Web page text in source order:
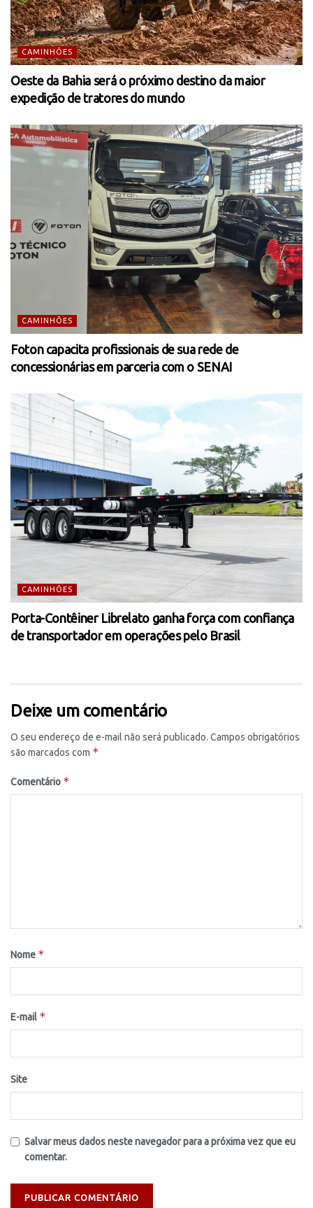
CAMINHÕES
Oeste da Bahia será o próximo destino da maior
expedição de tratores do mundo
CAMINHÕES
Foton capacita profissionais de sua rede de
concessionárias em parceria com o SENAI
CAMINHÕES
Porta-Contêiner Librelato ganha força com confiança
de transportador em operações pelo Brasil
Deixe um comentário
O seu endereço de e-mail não será publicado. Campos obrigatórios
são marcados com *
Comentário *
Nome *
E-mail *
Site
Salvar meus dados neste navegador para a próxima vez que eu
comentar.